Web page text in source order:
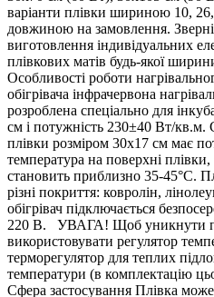
варіанти плівки шириною 10,
довжиною на замовлення.
виготовлення індивідуальних
плівкових матів будь-якої
Особливості роботи
обігрівача інфрачервона
розроблена спеціально для
см і потужність 230±40 Вт/кв.м.
плівки розміром 30х17 см має
температура на поверхні
становить приблизно 35-45°С.
різні покриття: ковролін,
обігрівач підключається
220 В. УВАГА! Щоб уникнути
використовувати регулятор
терморегулятор для теплих
температури (в комплектацію
Сфера застосування Плівка